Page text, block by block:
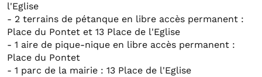
l'Eglise
- 2 terrains de pétanque en libre accès permanent :
Place du Pontet et 13 Place de l'Eglise
- 1 aire de pique-nique en libre accès permanent :
Place du Pontet
- 1 parc de la mairie : 13 Place de l'Eglise